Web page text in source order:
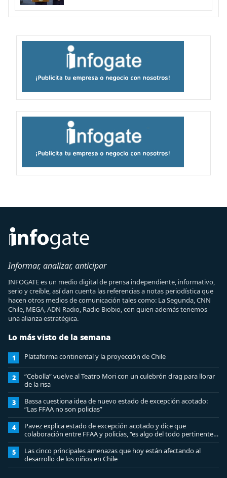
Informar, analizar, anticipar
INFOGATE es un medio digital de prensa independiente, informativo,
serio y creíble, así dan cuenta las referencias a notas periodística que
hacen otros medios de comunicación tales como: La Segunda, CNN
Chile, MEGA, ADN Radio, Radio Biobio, con quien además tenemos
una alianza estratégica.
Lo más visto de la semana
1 Plataforma continental y la proyección de Chile
2
“Cebolla” vuelve al Teatro Mori con un culebrón drag para llorar
de la risa
3
Bassa cuestiona idea de nuevo estado de excepción acotado:
“Las FFAA no son policías”
4
Pavez explica estado de excepción acotado y dice que
colaboración entre FFAA y policías, “es algo del todo pertinente
analizar”
5
Las cinco principales amenazas que hoy están afectando al
desarrollo de los niños en Chile